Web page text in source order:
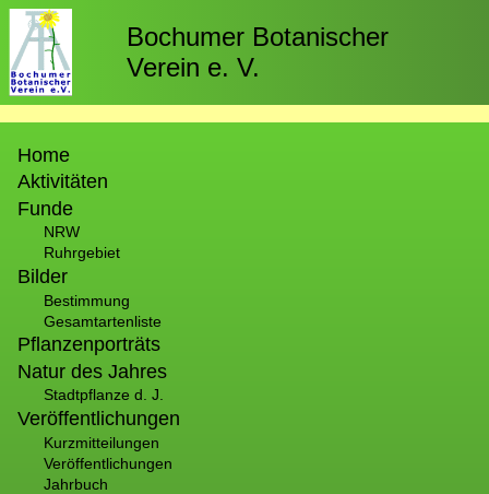
Direkt
zum
Inhalt
Bochumer Botanischer
Verein e. V.
Home
Aktivitäten
Funde
NRW
Ruhrgebiet
Bilder
Bestimmung
Gesamtartenliste
Pflanzenporträts
Natur des Jahres
Stadtpflanze d. J.
Veröffentlichungen
Kurzmitteilungen
Veröffentlichungen
Jahrbuch